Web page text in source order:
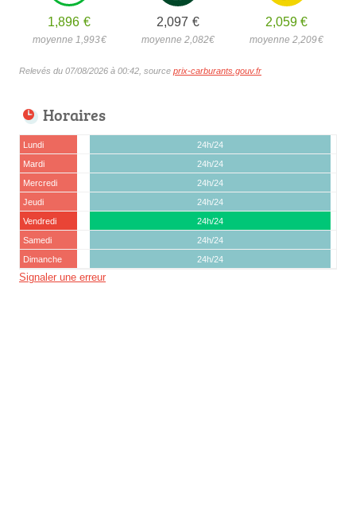
1,896 €
moyenne 1,993€
2,097 €
moyenne 2,082€
2,059 €
moyenne 2,209€
Relevés du 07/08/2026 à 00:42, source prix-carburants.gouv.fr
Horaires
Lundi
24h/24
Mardi
24h/24
Mercredi
24h/24
Jeudi
24h/24
Vendredi
24h/24
Samedi
24h/24
Dimanche
24h/24
Signaler une erreur